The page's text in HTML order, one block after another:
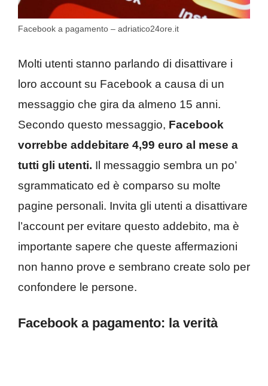
Facebook a pagamento – adriatico24ore.it
Molti utenti stanno parlando di disattivare i
loro account su Facebook a causa di un
messaggio che gira da almeno 15 anni.
Secondo questo messaggio, Facebook
vorrebbe addebitare 4,99 euro al mese a
tutti gli utenti. Il messaggio sembra un po’
sgrammaticato ed è comparso su molte
pagine personali. Invita gli utenti a disattivare
l’account per evitare questo addebito, ma è
importante sapere che queste affermazioni
non hanno prove e sembrano create solo per
confondere le persone.
Facebook a pagamento: la verità